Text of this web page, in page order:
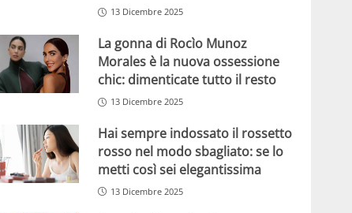
13 Dicembre 2025
La gonna di Rocìo Munoz
Morales è la nuova ossessione
chic: dimenticate tutto il resto
13 Dicembre 2025
Hai sempre indossato il rossetto
rosso nel modo sbagliato: se lo
metti così sei elegantissima
13 Dicembre 2025